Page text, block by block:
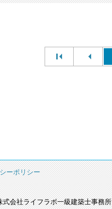
ーポリシー
式会社ライフラボ一級建築士事務所